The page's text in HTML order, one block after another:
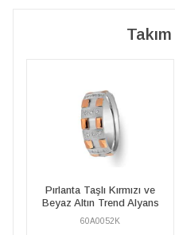
Pırlanta Taşlı Kırmızı ve
Beyaz Altın Trend Alyans
60A0052A